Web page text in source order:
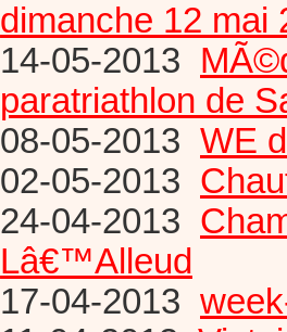
dimanche 12 mai
14-05-2013
paratriathlon de
08-05-2013 WE
02-05-2013
24-04-2013
Lâ€™Alleud
17-04-2013